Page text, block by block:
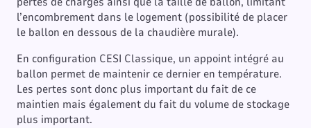
l’encombrement dans le logement (possibilité de placer
le ballon en dessous de la chaudière murale).
En configuration CESI Classique, un appoint intégré au
ballon permet de maintenir ce dernier en température.
Les pertes sont donc plus important du fait de ce
maintien mais également du fait du volume de stockage
plus important.